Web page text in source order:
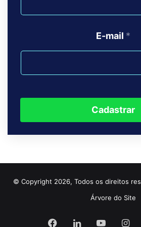
número de esporos. Lavouras com
colmos e nas brácteas da espiga. Os
são disseminados pelo vento ou
Essa doença pode ser
Foto: Luciano Viana
E-mail *
Cadastrar
© Copyright 2026, Todos os direitos
Árvore do Site
Facebook
LinkedinYouTube